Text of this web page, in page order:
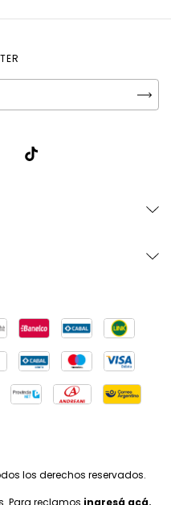
los derechos reservados.
Para reclamos ingresá acá.